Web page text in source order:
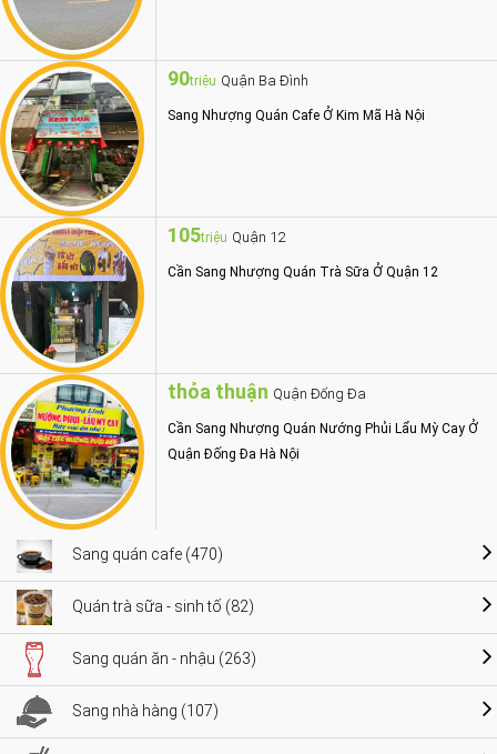
90triệu Quận Ba Đình
Sang Nhượng Quán Cafe Ở Kim Mã Hà Nội
105triệu Quận 12
Cần Sang Nhượng Quán Trà Sữa Ở Quận 12
thỏa thuận Quận Đống Đa
Cần Sang Nhượng Quán Nướng Phủi Lẩu Mỳ Cay Ở
Quận Đống Đa Hà Nội
Sang quán cafe (470)
Quán trà sữa - sinh tố (82)
Sang quán ăn - nhậu (263)
Sang nhà hàng (107)